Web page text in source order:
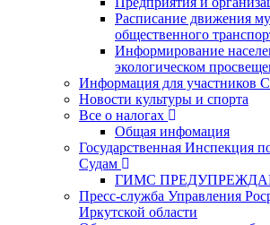
Расписание движения
общественного
Информирование
экологическом
Информация для участников
Новости культуры и спорта
Все о налогах
Общая инфомация
Государственная Инспекция
Судам
ГИМС
Пресс-служба Управления
Иркутской области